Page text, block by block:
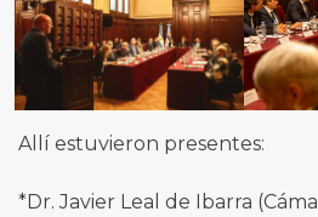
Allí estuvieron presentes:
*Dr. Javier Leal de Ibarra